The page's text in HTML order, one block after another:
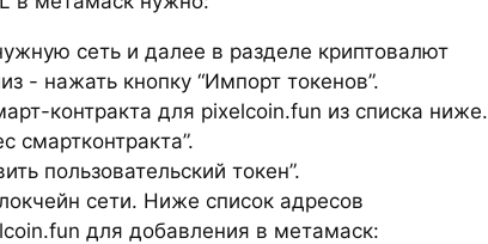
сеть и далее в разделе криптовалют
- нажать кнопку “Импорт токенов”.
контракта для pixelcoin.fun из списка ниже.
смартконтракта”.
пользовательский токен”.
сети. Ниже список адресов
для добавления в метамаск: